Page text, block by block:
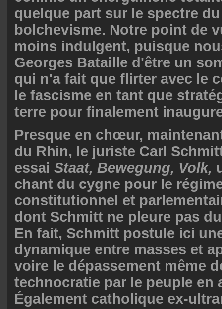
quelque part sur le spectre
bolchevisme. Notre point de
moins indulgent, puisque
Georges Bataille d'être un
qui n'a fait que flirter avec le
le fascisme en tant que
terre pour finalement
Presque en chœur,
du Rhin, le juriste Carl
essai Staat, Bewegung, Volk,
chant du cygne pour le
constitutionnel et
dont Schmitt ne pleure pas
En fait, Schmitt postule ici
dynamique entre masses et
voire le dépassement même
technocratie par le peuple en
Également catholique ex-